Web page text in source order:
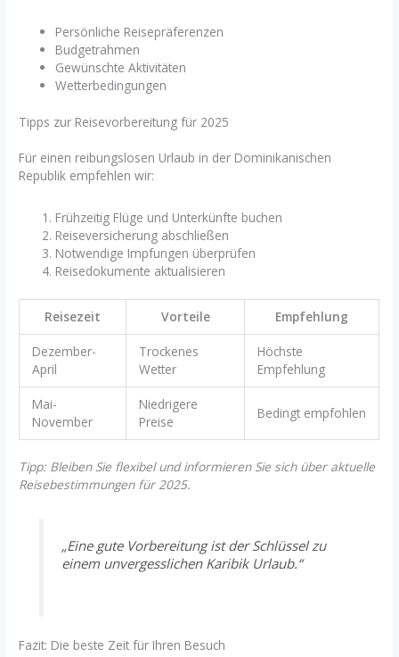
Persönliche Reisepräferenzen
Budgetrahmen
Gewünschte Aktivitäten
Wetterbedingungen
Tipps zur Reisevorbereitung für 2025
Für einen reibungslosen Urlaub in der Dominikanischen
Republik empfehlen wir:
Frühzeitig Flüge und Unterkünfte buchen
Reiseversicherung abschließen
Notwendige Impfungen überprüfen
Reisedokumente aktualisieren
Reisezeit Vorteile Empfehlung
Dezember-
April
Trockenes
Wetter
Höchste
Empfehlung
Mai-
November
Niedrigere
Preise
Bedingt empfohlen
Tipp: Bleiben Sie flexibel und informieren Sie sich über aktuelle
Reisebestimmungen für 2025.
„Eine gute Vorbereitung ist der Schlüssel zu
einem unvergesslichen Karibik Urlaub.“
Fazit: Die beste Zeit für Ihren Besuch